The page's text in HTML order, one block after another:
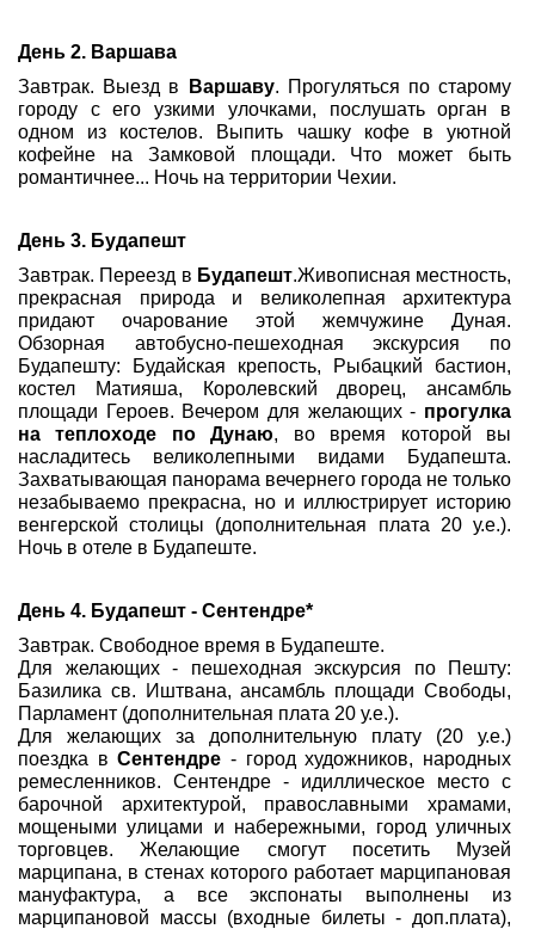
День 2. Варшава
Завтрак. Выезд в
Варшаву. Прогуляться по старому
городу с его узкими улочками, послушать орган в
одном из костелов. Выпить чашку кофе в уютной
кофейне на Замковой площади. Что может быть
романтичнее... Ночь на территории Чехии.
День 3. Будапешт
Завтрак. Переезд в Будапешт.Живописная местность,
прекрасная природа и великолепная архитектура
придают очарование этой жемчужине Дуная.
Обзорная автобусно-пешеходная экскурсия по
Будапешту: Будайская крепость, Рыбацкий бастион,
костел Матияша, Королевский дворец, ансамбль
площади Героев. Вечером для желающих - прогулка
на теплоходе по Дунаю, во время которой вы
насладитесь великолепными видами Будапешта.
Захватывающая панорама вечернего города не только
незабываемо прекрасна, но и иллюстрирует историю
венгерской столицы (дополнительная плата 20 у.е.).
Ночь в отеле в Будапеште.
День 4. Будапешт - Сентендре*
Завтрак. Свободное время в Будапеште.
Для желающих - пешеходная экскурсия по Пешту:
Базилика св. Иштвана, ансамбль площади Свободы,
Парламент (дополнительная плата 20 у.е.).
Для желающих за дополнительную плату (20 у.е.)
поездка вСентендре - город художников, народных
ремесленников. Сентендре - идиллическое место с
барочной архитектурой, православными храмами,
мощеными улицами и набережными, город уличных
торговцев. Желающие смогут посетить Музей
марципана, в стенах которого работает марципановая
мануфактура, а все экспонаты выполнены из
марципановой массы (входные билеты - доп.плата),